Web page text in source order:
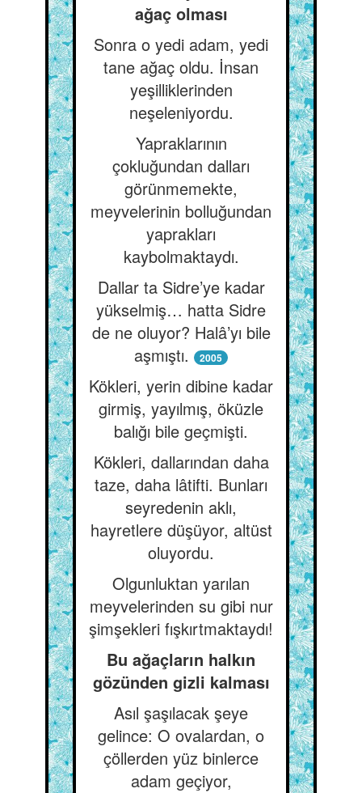
ağaç olması
Sonra o yedi adam, yedi
tane ağaç oldu. İnsan
yeşilliklerinden
neşeleniyordu.
Yapraklarının
çokluğundan dalları
görünmemekte,
meyvelerinin bolluğundan
yaprakları
kaybolmaktaydı.
Dallar ta Sidre’ye kadar
yükselmiş… hatta Sidre
de ne oluyor? Halâ’yı bile
aşmıştı.
2005
Kökleri, yerin dibine kadar
girmiş, yayılmış, öküzle
balığı bile geçmişti.
Kökleri, dallarından daha
taze, daha lâtifti. Bunları
seyredenin aklı,
hayretlere düşüyor, altüst
oluyordu.
Olgunluktan yarılan
meyvelerinden su gibi nur
şimşekleri fışkırtmaktaydı!
Bu ağaçların halkın
gözünden gizli kalması
Asıl şaşılacak şeye
gelince: O ovalardan, o
çöllerden yüz binlerce
adam geçiyor,